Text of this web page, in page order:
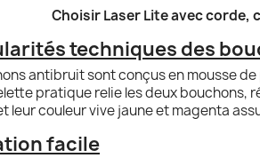
Choisir Laser Lite avec
techniques des
antibruit sont conçus en mousse
pratique relie les deux bouchons,
leur couleur vive jaune et magenta
facile